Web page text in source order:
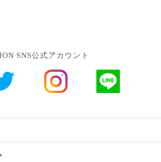
SNS公式アカウント